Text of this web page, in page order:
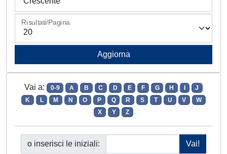
Risultati/Pagina
Vai a: 0-9 A B C D E F G H
J
K
L M N O P Q R S T U V
W
X
Y Z
o inserisci le iniziali: